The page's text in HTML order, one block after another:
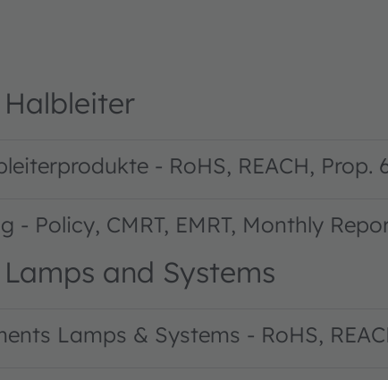
- RoHS, REACH, Prop.
- Policy, CMRT, EMRT, Monthly
and Systems
Lamps & Systems - RoHS,